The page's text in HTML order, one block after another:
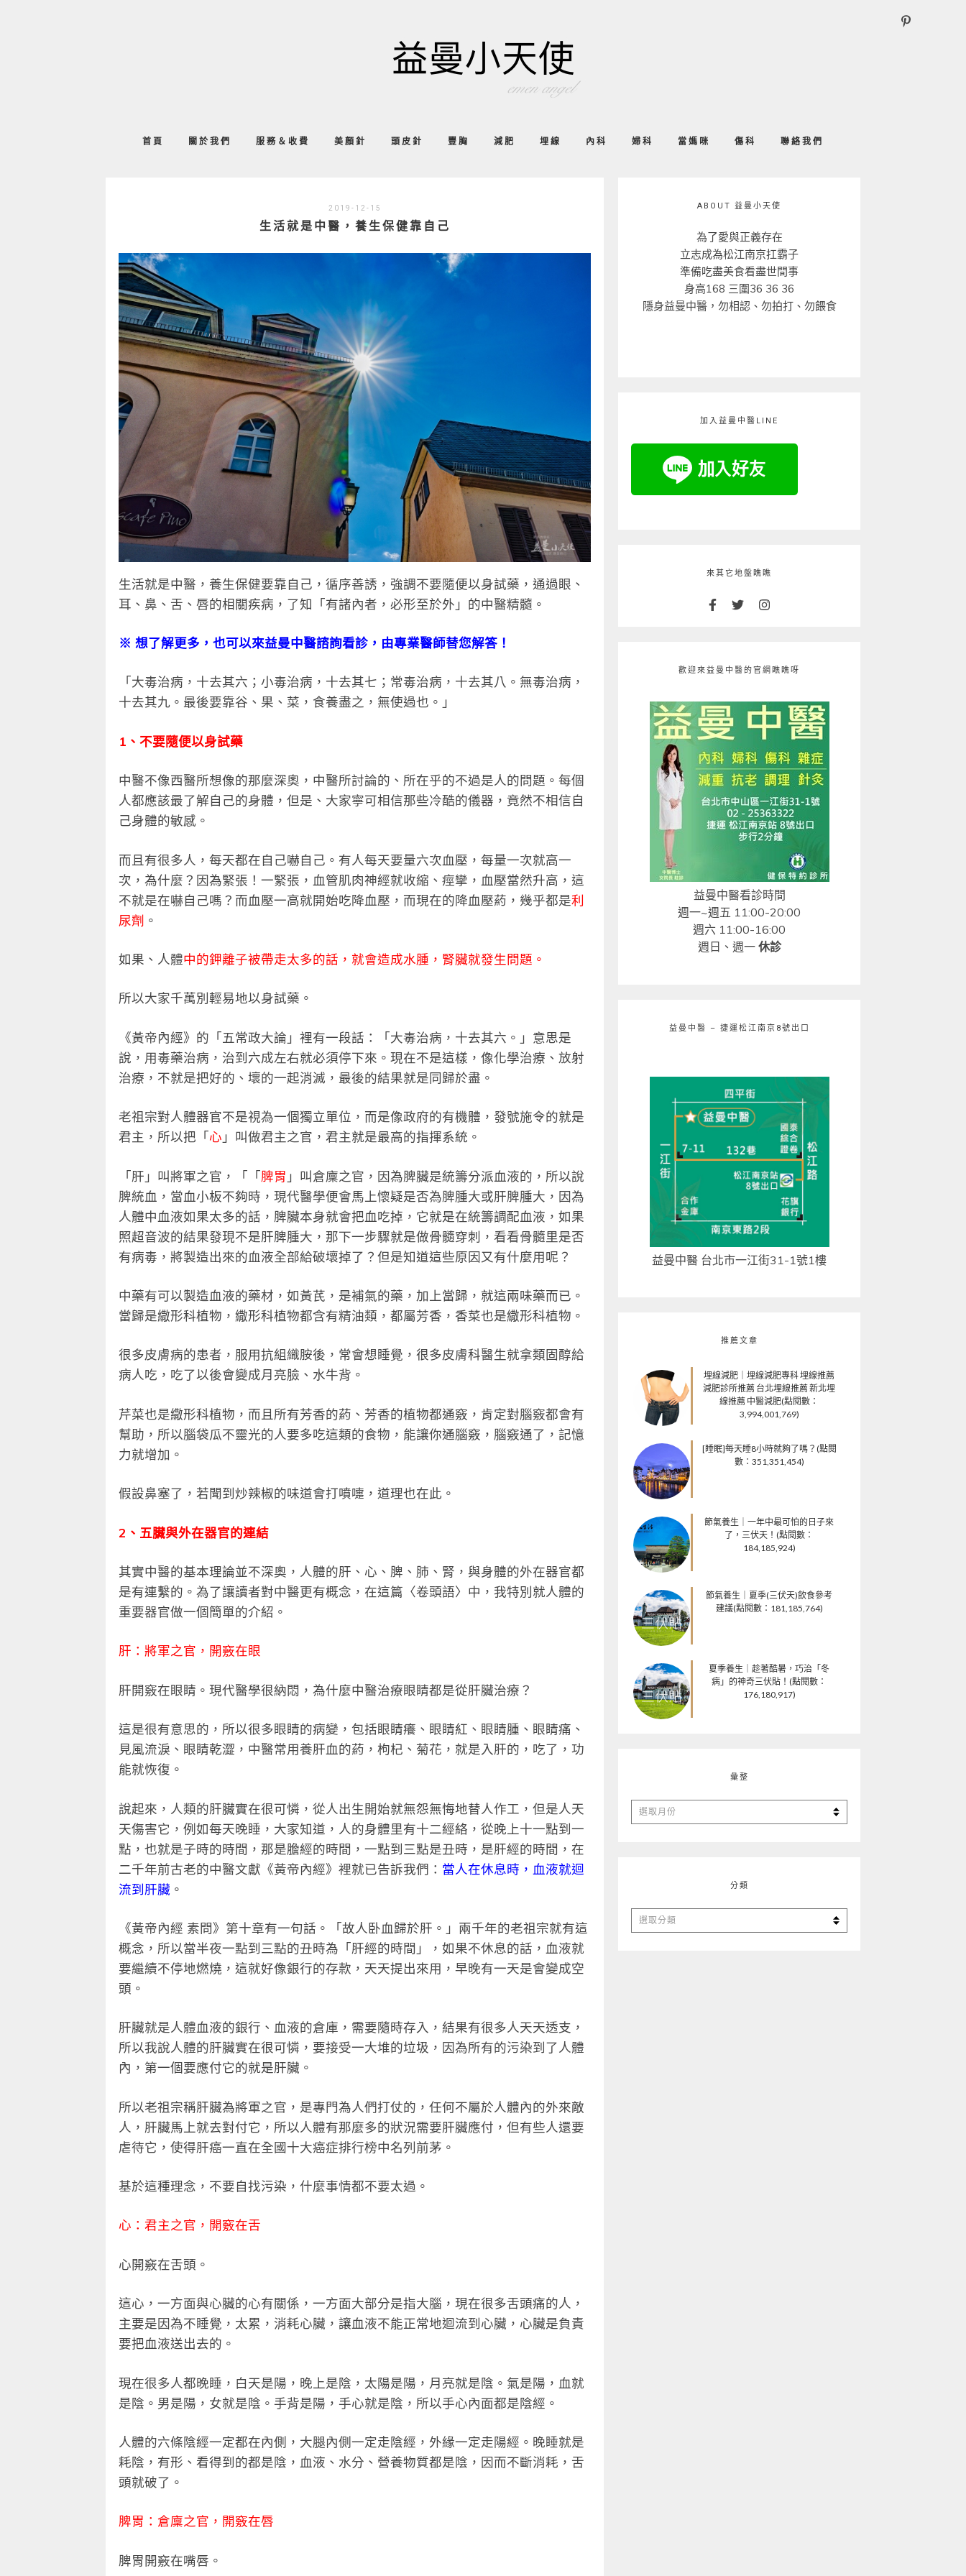
首頁 關於我們 服務＆收費 美顏針 頭皮針 豐胸 減肥 埋線 內科 婦科 當媽咪 傷科 聯絡我們
2019-12-15
生活就是中醫，養生保健靠自己
生活就是中醫，養生保健要靠自己，循序善誘，強調不要隨便以身試藥，通過眼、
耳、鼻、舌、唇的相關疾病，了知「有諸內者，必形至於外」的中醫精髓。
※ 想了解更多，也可以來益曼中醫諮詢看診，由專業醫師替您解答！
「大毒治病，十去其六；小毒治病，十去其七；常毒治病，十去其八。無毒治病，
十去其九。最後要靠谷、果、菜，食養盡之，無使過也。」
1、不要隨便以身試藥
中醫不像西醫所想像的那麼深奧，中醫所討論的、所在乎的不過是人的問題。每個
人都應該最了解自己的身體，但是、大家寧可相信那些冷酷的儀器，竟然不相信自
己身體的敏感。
而且有很多人，每天都在自己嚇自己。有人每天要量六次血壓，每量一次就高一
次，為什麼？因為緊張！一緊張，血管肌肉神經就收縮、痙攣，血壓當然升高，這
不就是在嚇自己嗎？而血壓一高就開始吃降血壓，而現在的降血壓葯，幾乎都是利
尿劑 。
如果、人體中的鉀離子被帶走太多的話，就會造成水腫，腎臟就發生問題。
所以大家千萬別輕易地以身試藥。
《黃帝內經》的「五常政大論」裡有一段話：「大毒治病，十去其六。」意思是
說，用毒藥治病，治到六成左右就必須停下來。現在不是這樣，像化學治療、放射
治療，不就是把好的、壞的一起消滅，最後的結果就是同歸於盡。
老祖宗對人體器官不是視為一個獨立單位，而是像政府的有機體，發號施令的就是
君主，所以把「心 」叫做君主之官，君主就是最高的指揮系統。
「肝」叫將軍之官，「「脾胃 」叫倉廩之官，因為脾臟是統籌分派血液的，所以說
脾統血，當血小板不夠時，現代醫學便會馬上懷疑是否為脾腫大或肝脾腫大，因為
人體中血液如果太多的話，脾臟本身就會把血吃掉，它就是在統籌調配血液，如果
照超音波的結果發現不是肝脾腫大，那下一步驟就是做骨髓穿刺，看看骨髓里是否
有病毒，將製造出來的血液全部給破壞掉了？但是知道這些原因又有什麼用呢？
中藥有可以製造血液的藥材，如黃芪，是補氣的藥，加上當歸，就這兩味藥而已。
當歸是繖形科植物，繖形科植物都含有精油類，都屬芳香，香菜也是繖形科植物。
很多皮膚病的患者，服用抗組織胺後，常會想睡覺，很多皮膚科醫生就拿類固醇給
病人吃，吃了以後會變成月亮臉、水牛背。
芹菜也是繖形科植物，而且所有芳香的葯、芳香的植物都通竅，肯定對腦竅都會有
幫助，所以腦袋瓜不靈光的人要多吃這類的食物，能讓你通腦竅，腦竅通了，記憶
力就增加。
假設鼻塞了，若聞到炒辣椒的味道會打噴嚏，道理也在此。
2、五臟與外在器官的連結
其實中醫的基本理論並不深奧，人體的肝、心、脾、肺、腎，與身體的外在器官都
是有連繫的。為了讓讀者對中醫更有概念，在這篇〈卷頭語〉中，我特別就人體的
重要器官做一個簡單的介紹。
肝：將軍之官，開竅在眼
肝開竅在眼睛。現代醫學很納悶，為什麼中醫治療眼睛都是從肝臟治療？
這是很有意思的，所以很多眼睛的病變，包括眼睛癢、眼睛紅、眼睛腫、眼睛痛、
見風流淚、眼睛乾澀，中醫常用養肝血的葯，枸杞、菊花，就是入肝的，吃了，功
能就恢復。
說起來，人類的肝臟實在很可憐，從人出生開始就無怨無悔地替人作工，但是人天
天傷害它，例如每天晚睡，大家知道，人的身體里有十二經絡，從晚上十一點到一
點，也就是子時的時間，那是膽經的時間，一點到三點是丑時，是肝經的時間，在
二千年前古老的中醫文獻《黃帝內經》裡就已告訴我們： 當人在休息時，血液就迴
流到肝臟 。
《黃帝內經 素問》第十章有一句話。「故人卧血歸於肝。」兩千年的老祖宗就有這
概念，所以當半夜一點到三點的丑時為「肝經的時間」，如果不休息的話，血液就
要繼續不停地燃燒，這就好像銀行的存款，天天提出來用，早晚有一天是會變成空
頭。
肝臟就是人體血液的銀行、血液的倉庫，需要隨時存入，結果有很多人天天透支，
所以我說人體的肝臟實在很可憐，要接受一大堆的垃圾，因為所有的污染到了人體
內，第一個要應付它的就是肝臟。
所以老祖宗稱肝臟為將軍之官，是專門為人們打仗的，任何不屬於人體內的外來敵
人，肝臟馬上就去對付它，所以人體有那麼多的狀況需要肝臟應付，但有些人還要
虐待它，使得肝癌一直在全國十大癌症排行榜中名列前茅。
基於這種理念，不要自找污染，什麼事情都不要太過。
心：君主之官，開竅在舌
心開竅在舌頭。
這心，一方面與心臟的心有關係，一方面大部分是指大腦，現在很多舌頭痛的人，
主要是因為不睡覺，太累，消耗心臟，讓血液不能正常地迴流到心臟，心臟是負責
要把血液送出去的。
現在很多人都晚睡，白天是陽，晚上是陰，太陽是陽，月亮就是陰。氣是陽，血就
是陰。男是陽，女就是陰。手背是陽，手心就是陰，所以手心內面都是陰經。
人體的六條陰經一定都在內側，大腿內側一定走陰經，外緣一定走陽經。晚睡就是
耗陰，有形、看得到的都是陰，血液、水分、營養物質都是陰，因而不斷消耗，舌
頭就破了。
脾胃：倉廩之官，開竅在唇
脾胃開竅在嘴唇。
ABOUT 益曼小天使
為了愛與正義存在
立志成為松江南京扛霸子
準備吃盡美食看盡世間事
身高168 三圍36 36 36
隱身益曼中醫，勿相認、勿拍打、勿餵食
加入益曼中醫LINE
來其它地盤瞧瞧
歡迎來益曼中醫的官網瞧瞧呀
益曼中醫看診時間
週一~週五 11:00-20:00
週六 11:00-16:00
週日、週一 休診
益曼中醫 – 捷運松江南京8號出口
益曼中醫 台北市一江街31-1號1樓
推薦文章
埋線減肥｜埋線減肥專科 埋線推薦
減肥診所推薦 台北埋線推薦 新北埋
線推薦 中醫減肥(點閱數：
3,994,001,769)
[睡眠]每天睡8小時就夠了嗎？(點閱
數：351,351,454)
節氣養生｜一年中最可怕的日子來
了，三伏天！(點閱數：
184,185,924)
節氣養生｜夏季(三伏天)飲食參考
建議(點閱數：181,185,764)
夏季養生｜趁著酷暑，巧治「冬
病」的神奇三伏貼！(點閱數：
176,180,917)
彙整
彙
整
分類
分
類